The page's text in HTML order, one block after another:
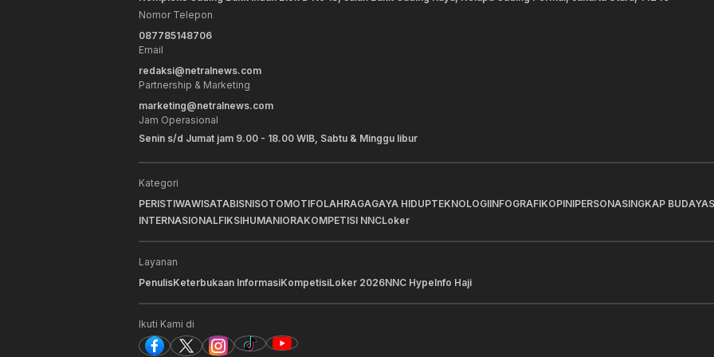
Nomor Telepon
087785148706
Email
redaksi@netralnews.com
Partnership & Marketing
marketing@netralnews.com
Jam Operasional
Senin s/d Jumat jam 9.00 - 18.00 WIB, Sabtu & Minggu libur
Kategori
PERISTIWAWISATABISNISOTOMOTIFOLAHRAGAGAYA HIDUPTEKNOLOGIINFOGRAFIKOPINIPERSONASINGKAP BUDAYA
INTERNASIONALFIKSIHUMANIORAKOMPETISI NNCLoker
Layanan
PenulisKeterbukaan InformasiKompetisiLoker 2026NNC HypeInfo Haji
Ikuti Kami di